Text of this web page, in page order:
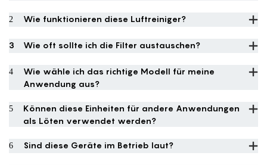
2 Wie funktionieren diese Luftreiniger?
3 Wie oft sollte ich die Filter austauschen?
4
Wie wähle ich das richtige Modell für meine
Anwendung aus?
5
Können diese Einheiten für andere Anwendungen
als Löten verwendet werden?
6 Sind diese Geräte im Betrieb laut?